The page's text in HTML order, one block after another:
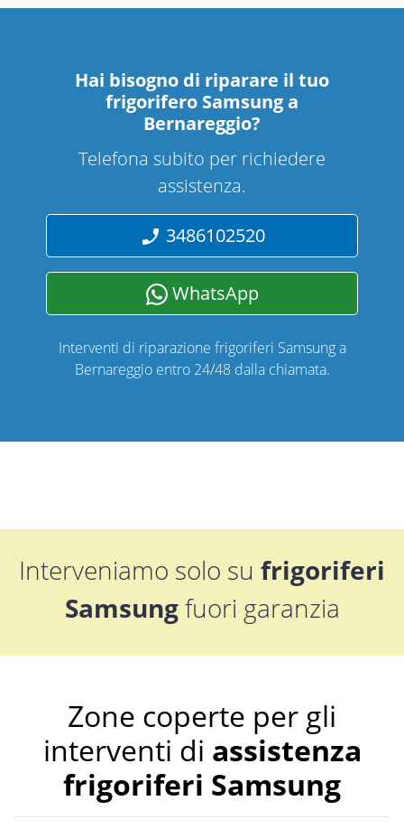
Hai bisogno di riparare il tuo
frigorifero Samsung a
Bernareggio?
Telefona subito per richiedere
assistenza.
3486102520
WhatsApp
Interventi di riparazione frigoriferi Samsung a
Bernareggio entro 24/48 dalla chiamata.
Interveniamo solo su frigoriferi
Samsungfuori garanzia
Zone coperte per gli
interventi di assistenza
frigoriferi Samsung